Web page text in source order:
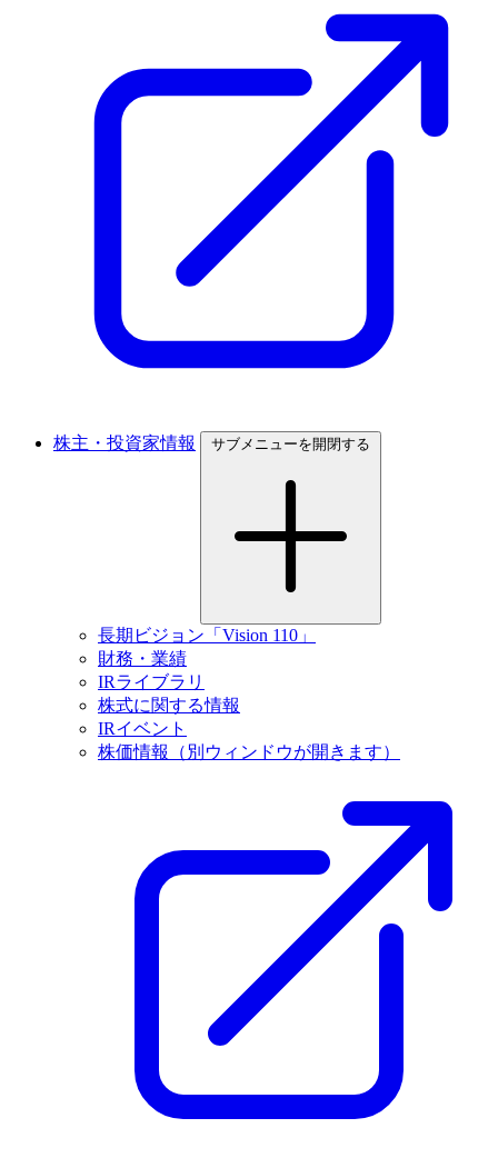
株主・投資家情報 サブメニューを開閉する
長期ビジョン「Vision 110」
財務・業績
IRライブラリ
株式に関する情報
IRイベント
株価情報
（別ウィンドウが開きます）